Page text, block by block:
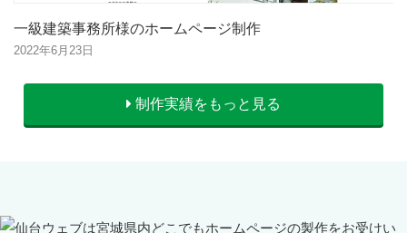
一級建築事務所様のホームページ制作
2022年6月23日
制作実績をもっと見る